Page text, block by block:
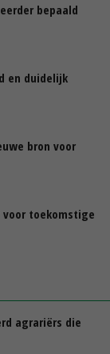
bepaald
en duidelijk
bron voor
voor toekomstige
agrariërs die